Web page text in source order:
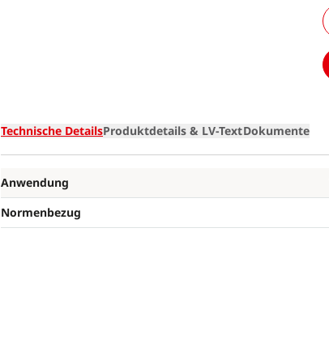
Technische DetailsProduktdetails & LV-TextDokumente
Anwendung
Normenbezug